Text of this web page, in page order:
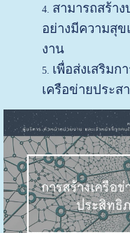
สามารถสร้า
อย่างมีความสุ
งาน
เพื่อส่งเสริมก
เครือข่ายประส